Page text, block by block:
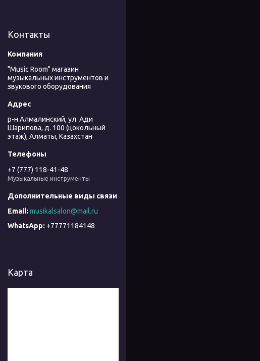
Контакты
"Music Room" магазин
музыкальных инструментов и
звукового оборудования
р-н Алмалинский, ул. Ади
Шарипова, д. 100 (цокольный
этаж), Алматы, Казахстан
+7 (777) 118-41-48
Музыкальные инструменты
musikalsalon@mail.ru
+77771184148
Карта